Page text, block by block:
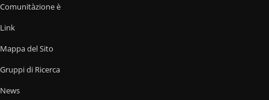
Comunitàzione è
Link
Mappa del Sito
Gruppi di Ricerca
News